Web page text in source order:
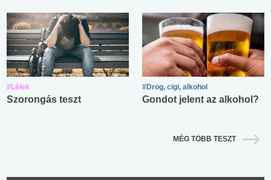
#Lélek
Szorongás teszt
#Drog, cigi, alkohol
Gondot jelent az alkohol?
MÉG TÖBB TESZT